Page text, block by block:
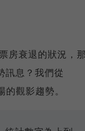
房衰退的狀況，
訊息？我們從
觀影趨勢。